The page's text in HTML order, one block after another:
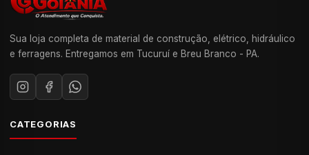
Sua loja completa de material de construção, elétrico, hidráulico
e ferragens. Entregamos em Tucuruí e Breu Branco - PA.
CATEGORIAS